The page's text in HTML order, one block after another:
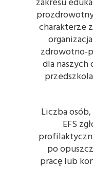
zakresu
charakterze
zdrowotno-
dla
Liczba
EFS
po
pracę lub